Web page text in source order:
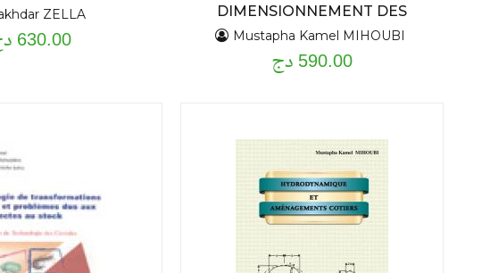
DIMENSIONNEMENT DES
BARRAGES EN MATERIAUX
LOCAUX
Mustapha Kamel MIHOUBI
590.00 دج
ZELLA
630.00 دج